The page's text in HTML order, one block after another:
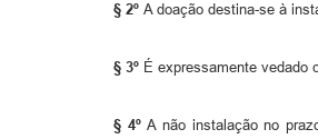
§ 2º A doação destina-se à
§ 3º É expressamente vedado
§ 4ºA não instalação no